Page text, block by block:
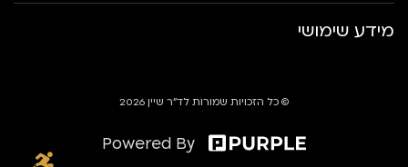
מידע שימושי
© כל הזכויות שמורות לד״ר שיין 2026
Powered By